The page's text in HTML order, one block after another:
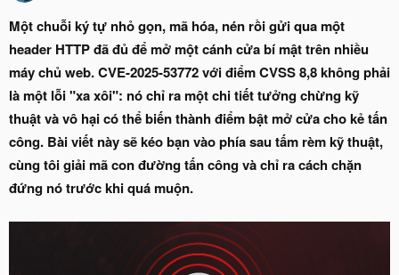
Một chuỗi ký tự nhỏ gọn, mã hóa, nén rồi gửi qua một
header HTTP đã đủ để mở một cánh cửa bí mật trên nhiều
máy chủ web. CVE-2025-53772 với điểm CVSS 8,8 không phải
là một lỗi "xa xôi": nó chỉ ra một chi tiết tưởng chừng kỹ
thuật và vô hại có thể biến thành điểm bật mở cửa cho kẻ tấn
công. Bài viết này sẽ kéo bạn vào phía sau tấm rèm kỹ thuật,
cùng tôi giải mã con đường tấn công và chỉ ra cách chặn
đứng nó trước khi quá muộn.